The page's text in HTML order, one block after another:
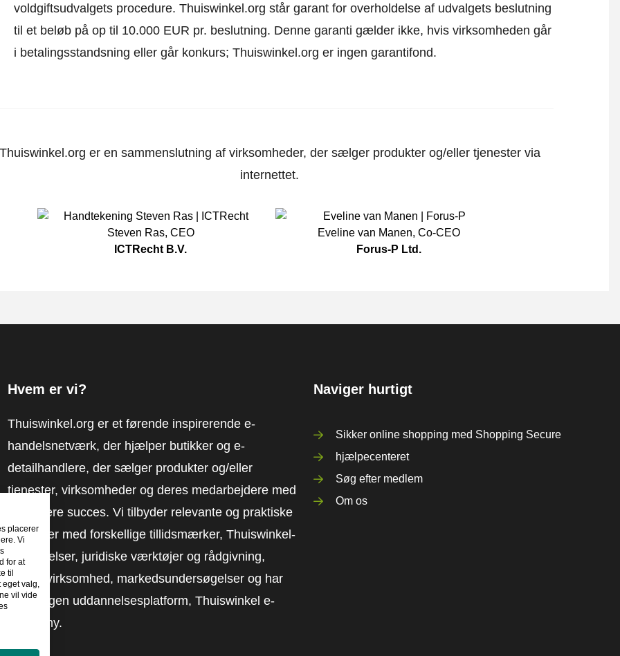
voldgiftsudvalgets procedure. Thuiswinkel.org står garant for overholdelse af udvalgets beslutning
til et beløb på op til 10.000 EUR pr. beslutning. Denne garanti gælder ikke, hvis virksomheden går
i betalingsstandsning eller går konkurs; Thuiswinkel.org er ingen garantifond.
er en sammenslutning af virksomheder, der sælger produkter og/eller tjenester via
internettet.
Steven Ras, CEO
ICTRecht B.V.
Eveline van Manen, Co-CEO
Forus-P Ltd.
Hvem er vi?
Thuiswinkel.org er et førende inspirerende e-
handelsnetværk, der hjælper butikker og e-
detailhandlere, der sælger produkter og/eller
tjenester, virksomheder og deres medarbejdere med
at få mere succes. Vi tilbyder relevante og praktiske
løsninger med forskellige tillidsmærker, Thuiswinkel-
anmeldelser, juridiske værktøjer og rådgivning,
fortalervirksomhed, markedsundersøgelser og har
vores egen uddannelsesplatform, Thuiswinkel e-
Academy.
Naviger hurtigt
Sikker online shopping med Shopping Secure
hjælpecenteret
Søg efter medlem
Om os
placerer
Vi
for at
til
eget valg,
vil vide